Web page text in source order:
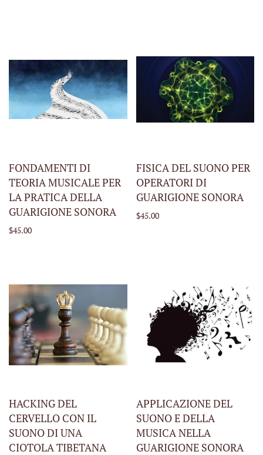
FONDAMENTI DI
TEORIA MUSICALE PER
LA PRATICA DELLA
GUARIGIONE SONORA
$45.00
FISICA DEL SUONO PER
OPERATORI DI
GUARIGIONE SONORA
$45.00
HACKING DEL
CERVELLO CON IL
SUONO DI UNA
CIOTOLA TIBETANA
APPLICAZIONE DEL
SUONO E DELLA
MUSICA NELLA
GUARIGIONE SONORA